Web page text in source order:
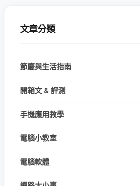
文章分類
節慶與生活指南
開箱文 & 評測
手機應用教學
電腦小教室
電腦軟體